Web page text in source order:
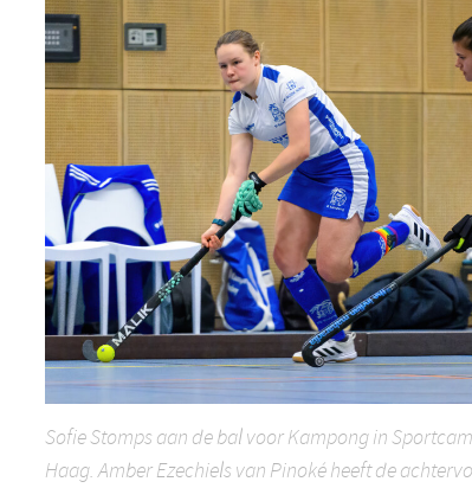
Sofie Stomps aan de bal voor Kampong in
Haag. Amber Ezechiels van Pinoké heeft de